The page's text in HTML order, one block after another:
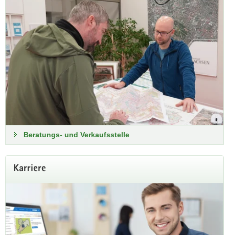
Sachsenatlas
Monatliche Online-Schulung
Wir zeigen Ihnen den Weg zu Luftbildern und Waldflächen,
zu Flurstücken und Hochwasserdaten – einfach allem, was
sich thematisch in einem Koordinatensystem abbilden lässt.
Damit Sie in Zukunft digitale Karten souverän nutzen – im
Job und im Alltag.
Informationen zur Anmeldung
Beratungs- und Verkaufsstelle
Karriere